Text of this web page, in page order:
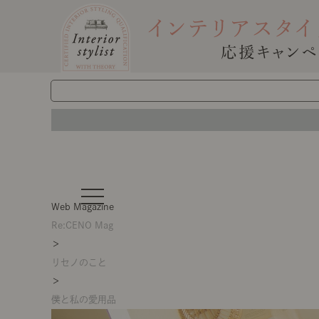
t
o
g
n
a
g
a
Web Magazine
Re:CENO Mag
＞
リセノのこと
＞
僕と私の愛用品